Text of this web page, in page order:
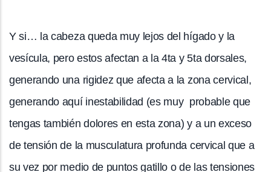
Y si… la cabeza queda muy lejos del hígado y la
vesícula, pero estos afectan a la 4ta y 5ta dorsales,
generando una rigidez que afecta a la zona cervical,
generando aquí inestabilidad (es muy probable que
tengas también dolores en esta zona) y a un exceso
de tensión de la musculatura profunda cervical que a
su vez por medio de puntos gatillo o de las tensiones